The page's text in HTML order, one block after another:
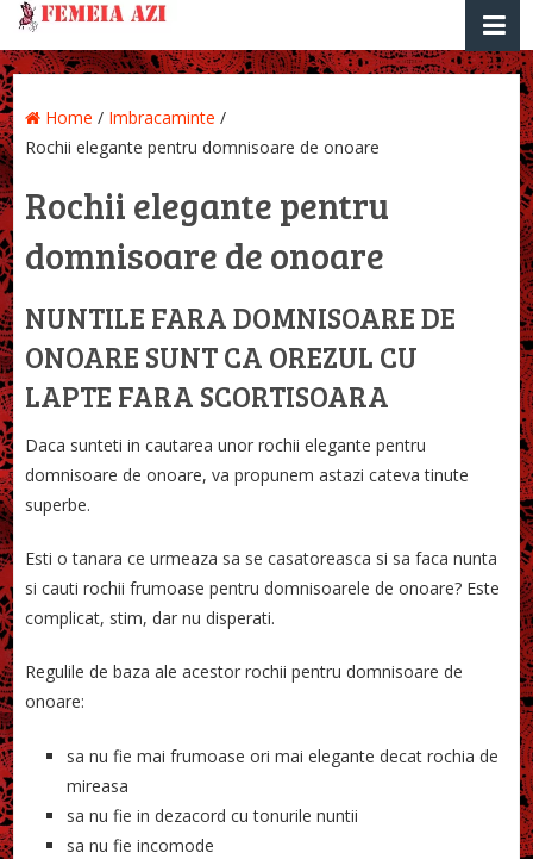
Home / Imbracaminte /
Rochii elegante pentru domnisoare de onoare
Rochii elegante pentru
domnisoare de onoare
NUNTILE FARA DOMNISOARE DE
ONOARE SUNT CA OREZUL CU
LAPTE FARA SCORTISOARA
Daca sunteti in cautarea unor rochii elegante pentru
domnisoare de onoare, va propunem astazi cateva tinute
superbe.
Esti o tanara ce urmeaza sa se casatoreasca si sa faca nunta
si cauti rochii frumoase pentru domnisoarele de onoare? Este
complicat, stim, dar nu disperati.
Regulile de baza ale acestor rochii pentru domnisoare de
onoare:
sa nu fie mai frumoase ori mai elegante decat rochia de
mireasa
sa nu fie in dezacord cu tonurile nuntii
sa nu fie incomode